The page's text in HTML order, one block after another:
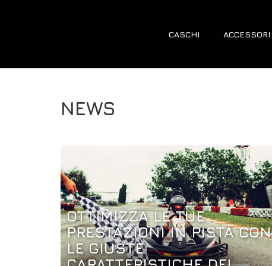
CASCHI ACCESSORI
NEWS
OTTIMIZZA LE TUE
PRESTAZIONI IN PISTA CON
LE GIUSTE